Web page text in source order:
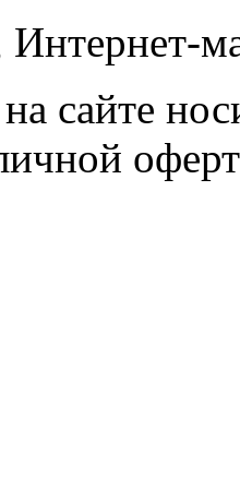
сайте